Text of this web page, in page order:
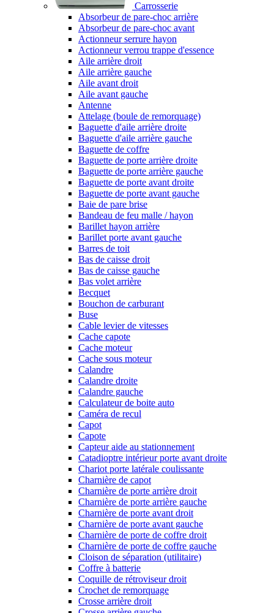
Carrosserie
Absorbeur de pare-choc arrière
Absorbeur de pare-choc avant
Actionneur serrure hayon
Actionneur verrou trappe d'essence
Aile arrière droit
Aile arrière gauche
Aile avant droit
Aile avant gauche
Antenne
Attelage (boule de remorquage)
Baguette d'aile arrière droite
Baguette d'aile arrière gauche
Baguette de coffre
Baguette de porte arrière droite
Baguette de porte arrière gauche
Baguette de porte avant droite
Baguette de porte avant gauche
Baie de pare brise
Bandeau de feu malle / hayon
Barillet hayon arrière
Barillet porte avant gauche
Barres de toit
Bas de caisse droit
Bas de caisse gauche
Bas volet arrière
Becquet
Bouchon de carburant
Buse
Cable levier de vitesses
Cache capote
Cache moteur
Cache sous moteur
Calandre
Calandre droite
Calandre gauche
Calculateur de boite auto
Caméra de recul
Capot
Capote
Capteur aide au stationnement
Catadioptre intérieur porte avant droite
Chariot porte latérale coulissante
Charnière de capot
Charnière de porte arrière droit
Charnière de porte arrière gauche
Charnière de porte avant droit
Charnière de porte avant gauche
Charnière de porte de coffre droit
Charnière de porte de coffre gauche
Cloison de séparation (utilitaire)
Coffre à batterie
Coquille de rétroviseur droit
Crochet de remorquage
Crosse arrière droit